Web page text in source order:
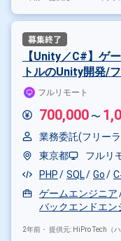
【Unity／C#】ゲ
トルのUnity開発/
フルリモート
700,000 〜
業務委託(フリー
東京都
フルリ
PHP
SQL Go
ゲームエンジニア
バックエンドエン
2年前・ 提供元: HiPro Tech（